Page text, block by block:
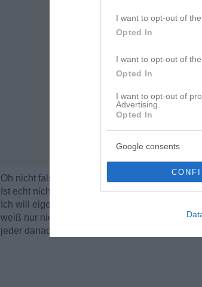
I want to opt-out of
Opted In
I want to opt-out of
Opted In
I want to opt-out of
Advertising.
Opted In
Google consents
Oh nicht falsch verstehen, ich will ihn nicht
Ist echt nicht nötig.
Ich will eigentlich nur drüber hinweg kommen
weiß nur nicht wie ich damit richtig umgehen
jeder danach fragt und das sehr viele wissen,